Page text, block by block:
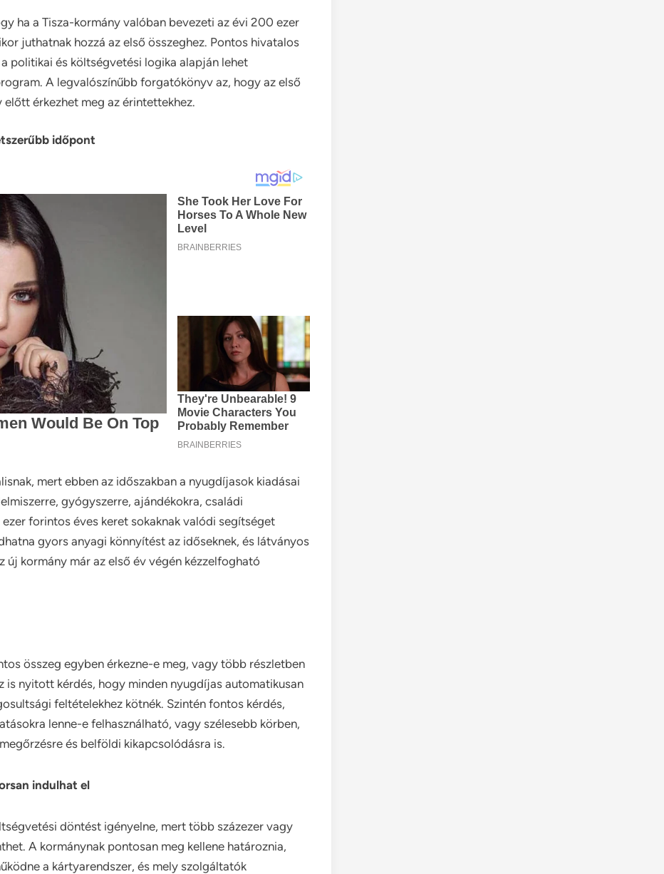
ha a Tisza-kormány valóban bevezeti az évi 200 ezer
juthatnak hozzá az első összeghez. Pontos hivatalos
politikai és költségvetési logika alapján lehet
A legvalószínűbb forgatókönyv az, hogy az első
érkezhet meg az érintettekhez.
időpont
mert ebben az időszakban a nyugdíjasok kiadásai
gyógyszerre, ajándékokra, családi
forintos éves keret sokaknak valódi segítséget
gyors anyagi könnyítést az időseknek, és látványos
kormány már az első év végén kézzelfogható
összeg egyben érkezne-e meg, vagy több részletben
is nyitott kérdés, hogy minden nyugdíjas automatikusan
feltételekhez kötnék. Szintén fontos kérdés,
lenne-e felhasználható, vagy szélesebb körben,
és belföldi kikapcsolódásra is.
indulhat el
döntést igényelne, mert több százezer vagy
A kormánynak pontosan meg kellene határoznia,
a kártyarendszer, és mely szolgáltatók